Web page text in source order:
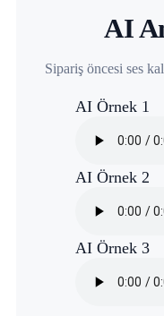
AI
Sipariş öncesi ses
AI Örnek 1
AI Örnek 2
AI Örnek 3